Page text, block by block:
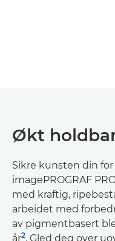
Økt
Sikre kunsten din
imagePROGRAF
med kraftig,
arbeidet med
av pigmentbasert
år2. Gled deg over